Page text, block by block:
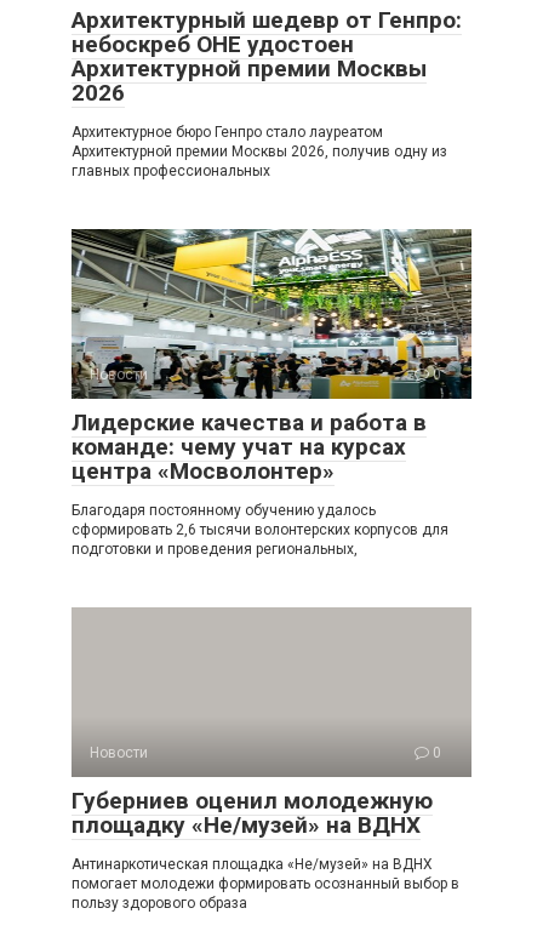
Архитектурный шедевр от Генпро:
небоскреб ОНЕ удостоен
Архитектурной премии Москвы
2026
Архитектурное бюро Генпро стало лауреатом
Архитектурной премии Москвы 2026, получив одну из
главных профессиональных
Новости 0
Лидерские качества и работа в
команде: чему учат на курсах
центра «Мосволонтер»
Благодаря постоянному обучению удалось
сформировать 2,6 тысячи волонтерских корпусов для
подготовки и проведения региональных,
Новости 0
Губерниев оценил молодежную
площадку «Не/музей» на ВДНХ
Антинаркотическая площадка «Не/музей» на ВДНХ
помогает молодежи формировать осознанный выбор в
пользу здорового образа